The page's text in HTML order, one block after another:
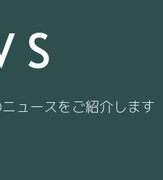
ュースをご紹介します